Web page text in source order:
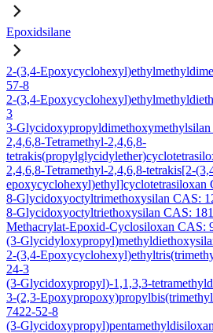
Epoxidsilane
2-(3,4-
57-8
2-(3,4-
3
3-
2,4,6,8-Tetramethyl-2,4,6,8-
2,4,6,8-Tetramethyl-2,4,6,8-tetrakis[2-
epoxycyclohexyl)ethyl]cyclotetrasiloxan
8-Glycidoxyoctyltrimethoxysilan CAS:
8-Glycidoxyoctyltriethoxysilan CAS:
Methacrylat-Epoxid-Cyclosiloxan CAS:
(3-
2-(3,4-
24-3
(3-Glycidoxypropyl)-1,1,3,3-
3-(2,3-
7422-52-8
(3-